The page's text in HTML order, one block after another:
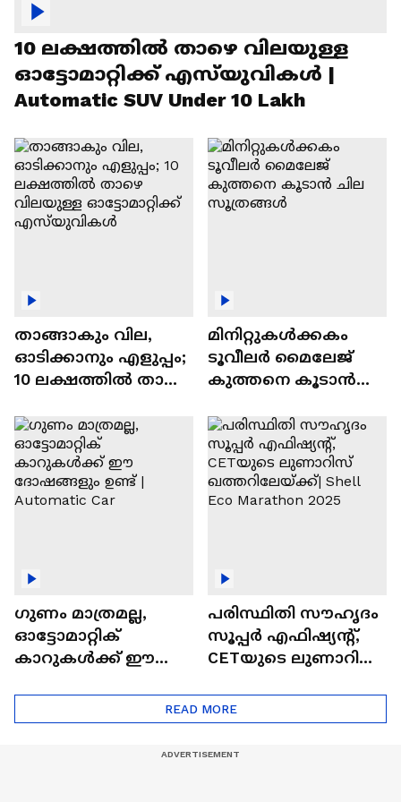
10 ലക്ഷത്തിൽ താഴെ വിലയുള്ള
ഓട്ടോമാറ്റിക്ക് എസ്‍യുവികൾ |
Automatic SUV Under 10 Lakh
താങ്ങാകും വില,
ഓടിക്കാനും എളുപ്പം;
10 ലക്ഷത്തിൽ താഴെ
ഓട്ടോമാറ്റിക്ക്
എസ്‍യുവികൾ
മിനിറ്റുകൾക്കകം
ടൂവീലർ മൈലേജ്
കുത്തനെ കൂടാൻ
ഗുണം മാത്രമല്ല,
ഓട്ടോമാറ്റിക്
കാറുകൾക്ക് ഈ
പരിസ്ഥിതി സൗഹൃദം
സൂപ്പർ എഫിഷ്യന്റ്,
CETയുടെ ലുണാറിസ്
Eco Marathon 2025
READ MORE